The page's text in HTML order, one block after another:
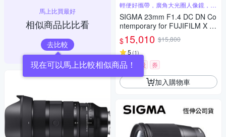
馬上比買最好
相似商品比比看
去比較
輕便好攜帶，廣角大光圈人像鏡，美
麗淺景深
SIGMA 23mm F1.4 DC DN Co
ntemporary for FUJIFILM X 富
士接環 (公司貨) 廣角大光圈定
焦鏡 人像鏡 APS-C 無反微單眼
專用鏡頭
$15,010 $15,800
5(1)
限時下殺 券
加入購物車